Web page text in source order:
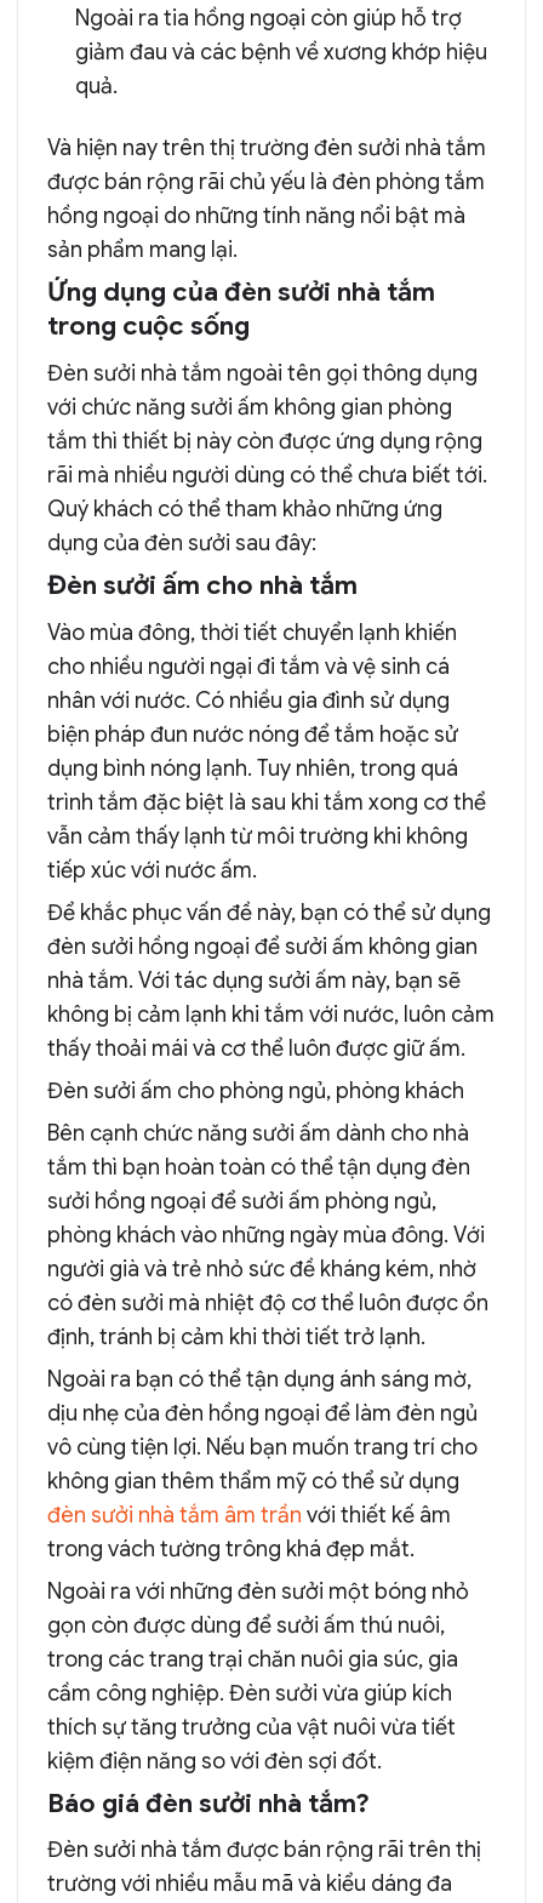
Ngoài ra tia hồng ngoại còn giúp hỗ trợ
giảm đau và các bệnh về xương khớp hiệu
quả.
Và hiện nay trên thị trường đèn sưởi nhà tắm
được bán rộng rãi chủ yếu là đèn phòng tắm
hồng ngoại do những tính năng nổi bật mà
sản phẩm mang lại.
Ứng dụng của đèn sưởi nhà tắm
trong cuộc sống
Đèn sưởi nhà tắm ngoài tên gọi thông dụng
với chức năng sưởi ấm không gian phòng
tắm thì thiết bị này còn được ứng dụng rộng
rãi mà nhiều người dùng có thể chưa biết tới.
Quý khách có thể tham khảo những ứng
dụng của đèn sưởi sau đây:
Đèn sưởi ấm cho nhà tắm
Vào mùa đông, thời tiết chuyển lạnh khiến
cho nhiều người ngại đi tắm và vệ sinh cá
nhân với nước. Có nhiều gia đình sử dụng
biện pháp đun nước nóng để tắm hoặc sử
dụng bình nóng lạnh. Tuy nhiên, trong quá
trình tắm đặc biệt là sau khi tắm xong cơ thể
vẫn cảm thấy lạnh từ môi trường khi không
tiếp xúc với nước ấm.
Để khắc phục vấn đề này, bạn có thể sử dụng
đèn sưởi hồng ngoại để sưởi ấm không gian
nhà tắm. Với tác dụng sưởi ấm này, bạn sẽ
không bị cảm lạnh khi tắm với nước, luôn cảm
thấy thoải mái và cơ thể luôn được giữ ấm.
Đèn sưởi ấm cho phòng ngủ, phòng khách
Bên cạnh chức năng sưởi ấm dành cho nhà
tắm thì bạn hoàn toàn có thể tận dụng đèn
sưởi hồng ngoại để sưởi ấm phòng ngủ,
phòng khách vào những ngày mùa đông. Với
người già và trẻ nhỏ sức đề kháng kém, nhờ
có đèn sưởi mà nhiệt độ cơ thể luôn được ổn
định, tránh bị cảm khi thời tiết trở lạnh.
Ngoài ra bạn có thể tận dụng ánh sáng mờ,
dịu nhẹ của đèn hồng ngoại để làm đèn ngủ
vô cùng tiện lợi. Nếu bạn muốn trang trí cho
không gian thêm thẩm mỹ có thể sử dụng
đèn sưởi nhà tắm âm trần với thiết kế âm
trong vách tường trông khá đẹp mắt.
Ngoài ra với những đèn sưởi một bóng nhỏ
gọn còn được dùng để sưởi ấm thú nuôi,
trong các trang trại chăn nuôi gia súc, gia
cầm công nghiệp. Đèn sưởi vừa giúp kích
thích sự tăng trưởng của vật nuôi vừa tiết
kiệm điện năng so với đèn sợi đốt.
Báo giá đèn sưởi nhà tắm?
Đèn sưởi nhà tắm được bán rộng rãi trên thị
trường với nhiều mẫu mã và kiểu dáng đa